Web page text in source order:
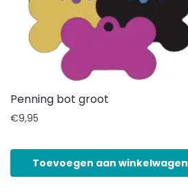
Penning bot groot
€9,95
Toevoegen aan winkelwagen